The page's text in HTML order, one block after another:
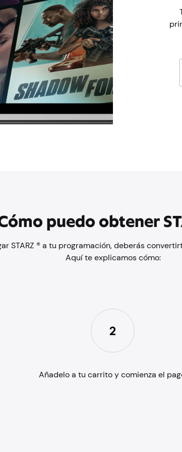
puedo obtener
STARZ ® a tu programación, deberás
Aquí te explicamos cómo:
Añadelo a tu carrito y comienza el